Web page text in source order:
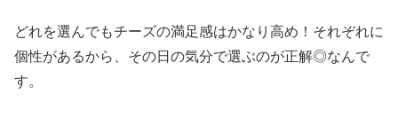
どれを選んでもチーズの満足感はかなり高め！それぞれに
個性があるから、その日の気分で選ぶのが正解◎なんで
す。